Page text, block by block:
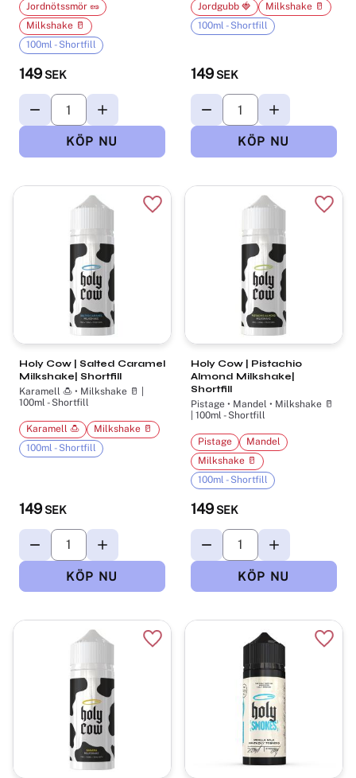
149 SEK
Jordnötssmör 🥜
Milkshake 🥛
100ml - Shortfill
149 SEK
Jordgubb 🍓
Milkshake 🥛
100ml - Shortfill
Holy Cow | Salted Caramel
Milkshake| Shortfill
Karamell 🍮 • Milkshake 🥛 |
100ml - Shortfill
149 SEK
Karamell 🍮
Milkshake 🥛
100ml - Shortfill
Lägg till i favoriter
Holy Cow | Pistachio
Almond Milkshake|
Shortfill
Pistage • Mandel • Milkshake 🥛
| 100ml - Shortfill
149 SEK
Pistage
Mandel
Milkshake 🥛
100ml - Shortfill
Lägg till i favoriter